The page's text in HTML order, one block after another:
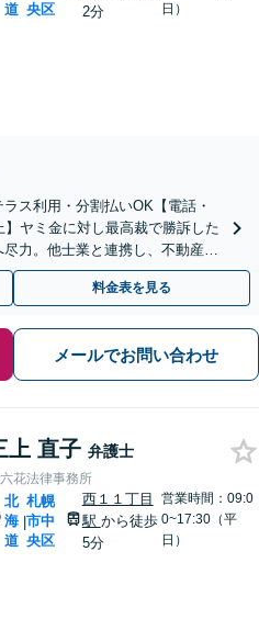
道 央区
2分
日）
ス利用・分割払いOK【電話・
ヤミ金に対し最高裁で勝訴した
力。他士業と連携し、不動産・
18丁目駅3分】
料金表を見る
メールでお問い合わせ
上 直子 弁護士
花法律事務所
北
海
道
|
札幌
市中
央区
西１１丁目
駅 から徒歩
5分
営業時間：09:0
0~17:30（平
日）